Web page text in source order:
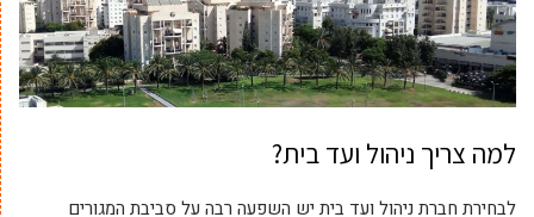
למה צריך ניהול ועד בית?
לבחירת חברת ניהול ועד בית יש השפעה רבה על סביבת המגורים